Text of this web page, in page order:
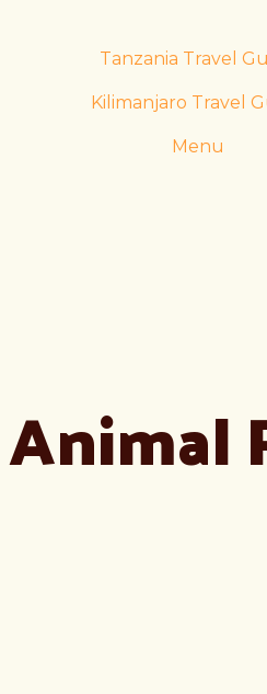
Tanzania Travel
Kilimanjaro Travel
Menu
Animal